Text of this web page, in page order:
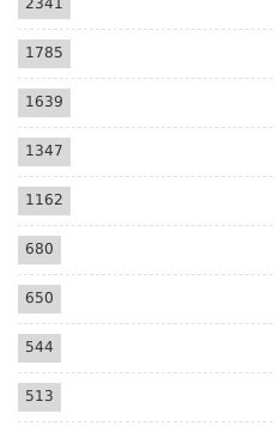
1785
1639
1347
1162
680
650
544
513